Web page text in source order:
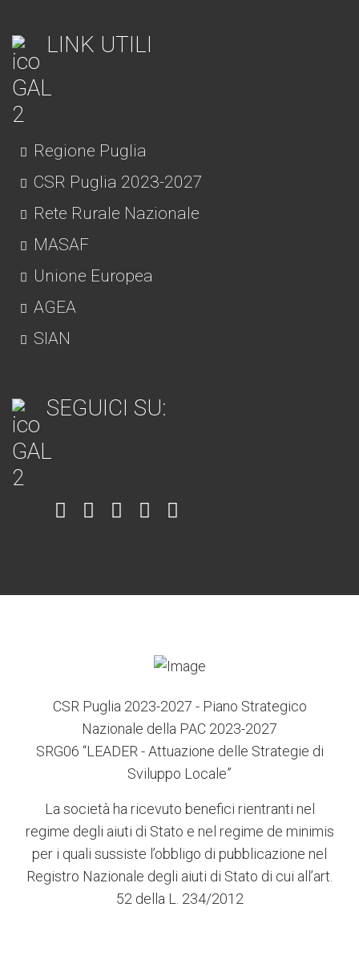
LINK UTILI
Regione Puglia
CSR Puglia 2023-2027
Rete Rurale Nazionale
MASAF
Unione Europea
AGEA
SIAN
SEGUICI SU:
Item Item Item Item
CSR Puglia 2023-2027 - Piano Strategico
Nazionale della PAC 2023-2027
SRG06 “LEADER - Attuazione delle Strategie di
Sviluppo Locale”
La società ha ricevuto benefici rientranti nel
regime degli aiuti di Stato e nel regime de minimis
per i quali sussiste l’obbligo di pubblicazione nel
Registro Nazionale degli aiuti di Stato di cui all’art.
52 della L. 234/2012